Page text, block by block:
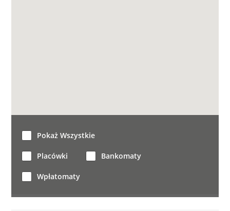
Pokaż Wszystkie
Placówki Bankomaty
Wpłatomaty